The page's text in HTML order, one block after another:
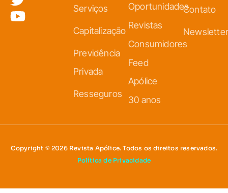
Serviços
Capitalização
Previdência
Privada
Resseguros
Oportunidades
Revistas
Consumidores
Feed
Apólice
30 anos
Contato
Newsletter
Copyright © 2026 Revista Apólice. Todos os direitos reservados.
Política de Privacidade